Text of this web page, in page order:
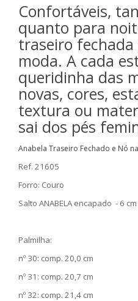
Confortáveis,
quanto para
traseiro fechada
moda. A cada
queridinha das
novas, cores,
textura ou
sai dos pés
Anabela Traseiro Fechado e Nó
Ref. 21605
Forro: Couro
Salto ANABELA encapado - 6
Palmilha:
nº 30: comp. 20,0 cm
nº 31: comp. 20,7 cm
nº 32: comp. 21,4 cm